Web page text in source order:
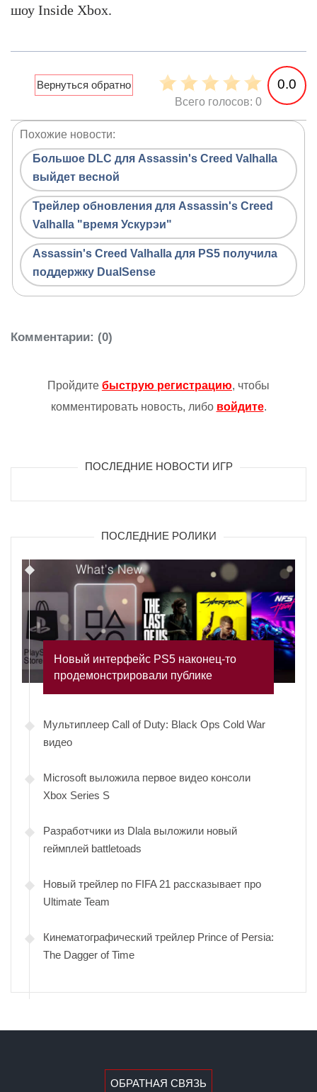
шоу Inside Xbox.
0.0
Всего голосов: 0
Похожие новости:
Большое DLC для Assassin's Creed Valhalla
выйдет весной
Трейлер обновления для Assassin's Creed
Valhalla "время Ускурэи"
Assassin's Creed Valhalla для PS5 получила
поддержку DualSense
Комментарии: (0)
Пройдите быструю регистрацию, чтобы
комментировать новость, либо войдите.
ПОСЛЕДНИЕ НОВОСТИ ИГР
ПОСЛЕДНИЕ РОЛИКИ
Новый интерфейс PS5 наконец-то
продемонстрировали публике
Мультиплеер Call of Duty: Black Ops Cold War
видео
Microsoft выложила первое видео консоли
Xbox Series S
Разработчики из Dlala выложили новый
геймплей battletoads
Новый трейлер по FIFA 21 рассказывает про
Ultimate Team
Кинематографический трейлер Prince of Persia:
The Dagger of Time
ОБРАТНАЯ СВЯЗЬ